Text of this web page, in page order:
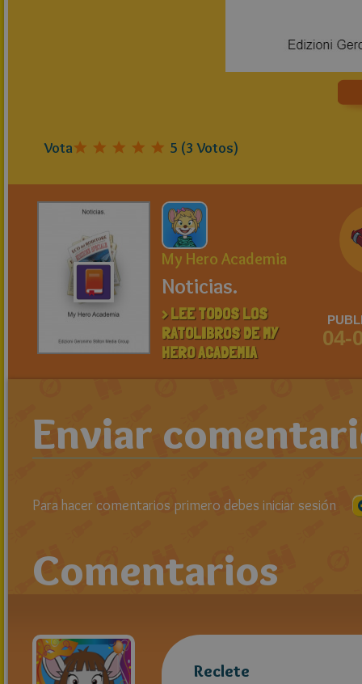
Vota 5 (3 Votos)
My Hero Academia
Noticias.
> LEE TODOS LOS
RATOLIBROS DE MY
HERO ACADEMIA
04-
Enviar
Para hacer comentarios primero debes iniciar sesión
Comentarios
Reclete